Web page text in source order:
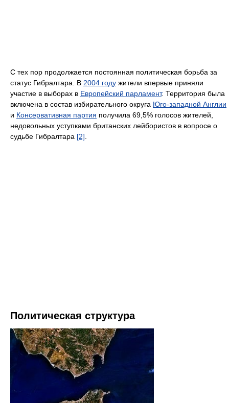
С тех пор продолжается постоянная политическая борьба за
статус Гибралтара. В 2004 году жители впервые приняли
участие в выборах в Европейский парламент. Территория была
включена в состав избирательного округа Юго-западной Англии
и Консервативная партия получила 69,5% голосов жителей,
недовольных уступками британских лейбористов в вопросе о
судьбе Гибралтара [2]
Политическая структура